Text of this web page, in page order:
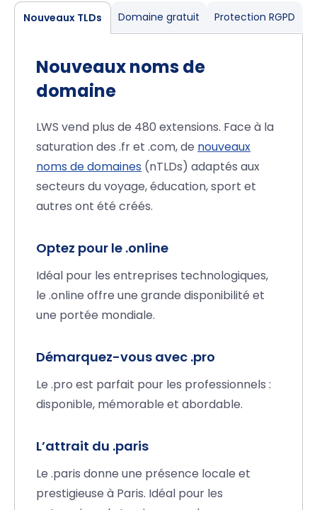
Nouveaux TLDs Domaine gratuit Protection RGPD
Nouveaux noms de
domaine
LWS vend plus de 480 extensions. Face à la
saturation des .fr et .com, de nouveaux
noms de domaines (nTLDs) adaptés aux
secteurs du voyage, éducation, sport et
autres ont été créés.
Optez pour le .online
Idéal pour les entreprises technologiques,
le .online offre une grande disponibilité et
une portée mondiale.
Démarquez-vous avec .pro
Le .pro est parfait pour les professionnels :
disponible, mémorable et abordable.
L’attrait du .paris
Le .paris donne une présence locale et
prestigieuse à Paris. Idéal pour les